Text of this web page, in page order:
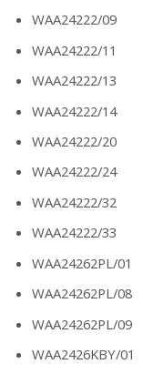
WAA24222/09
WAA24222/11
WAA24222/13
WAA24222/14
WAA24222/20
WAA24222/24
WAA24222/32
WAA24222/33
WAA24262PL/01
WAA24262PL/08
WAA24262PL/09
WAA2426KBY/01